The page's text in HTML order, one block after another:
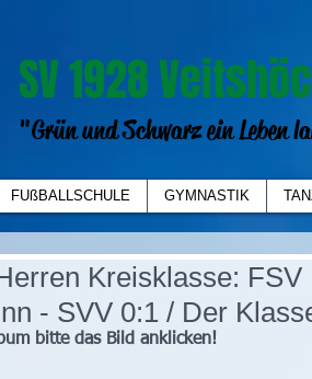
SV 1928
"Grün und Schwarz ein Leben
FUßBALLSCHULE GYMNASTIK
Kreisklasse:
- SVV 0:1 / Der
bitte das Bild anklicken!